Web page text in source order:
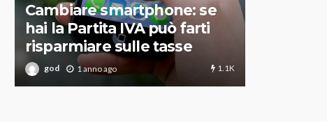
Cambiare smartphone: se
hai la Partita IVA può farti
risparmiare sulle tasse
god 1 anno ago 1.1K